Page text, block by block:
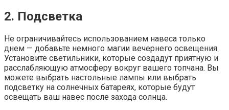
2. Подсветка
Не ограничивайтесь использованием навеса только
днем — добавьте немного магии вечернего освещения.
Установите светильники, которые создадут приятную и
расслабляющую атмосферу вокруг вашего топчана. Вы
можете выбрать настольные лампы или выбрать
подсветку на солнечных батареях, которые будут
освещать ваш навес после захода солнца.